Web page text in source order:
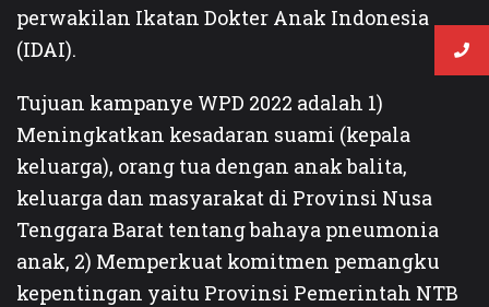
perwakilan Ikatan Dokter Anak Indonesia
(IDAI).
Tujuan kampanye WPD 2022 adalah 1)
Meningkatkan kesadaran suami (kepala
keluarga), orang tua dengan anak balita,
keluarga dan masyarakat di Provinsi Nusa
Tenggara Barat tentang bahaya pneumonia
anak, 2) Memperkuat komitmen pemangku
kepentingan yaitu Provinsi Pemerintah NTB